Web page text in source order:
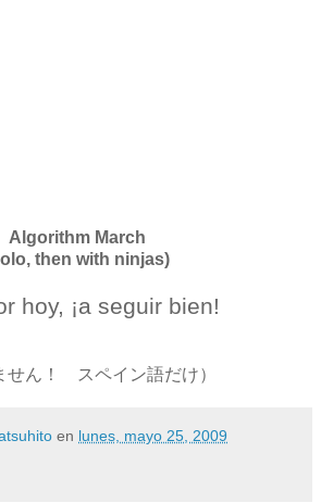
Algorithm March
then with ninjas)
hoy, ¡a seguir bien!
せん！ スペイン語だけ）
en lunes, mayo 25, 2009